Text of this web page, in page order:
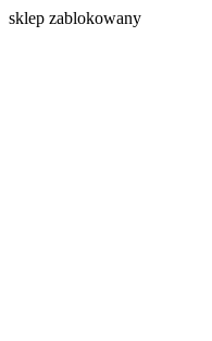
sklep zablokowany